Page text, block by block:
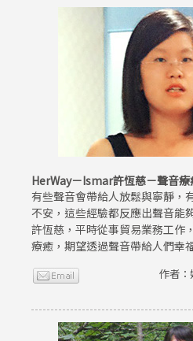
HerWay－Ismar許恆慈－聲音療
有些聲音會帶給人放鬆與寧靜，
不安，這些經驗都反應出聲音能
許恆慈，平時從事貿易業務工作
療癒，期望透過聲音帶給人們幸
作者